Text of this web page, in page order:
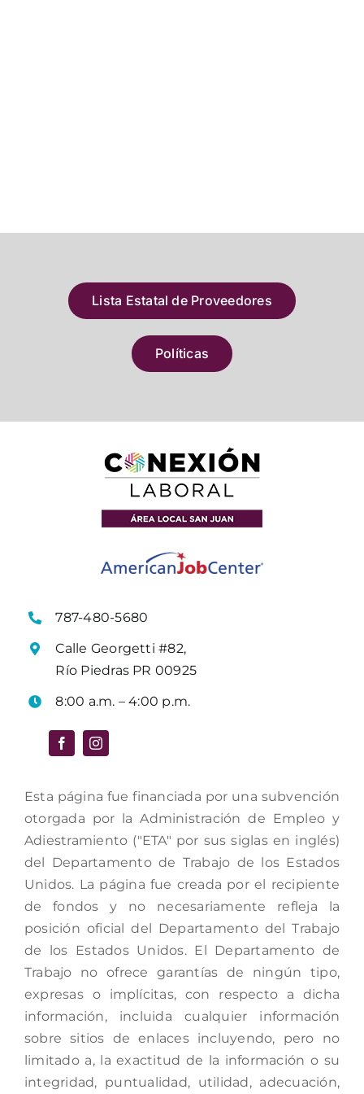
Lista Estatal de Proveedores
Políticas
787-480-5680
Calle Georgetti #82,
Río Piedras PR 00925
8:00 a.m. – 4:00 p.m.
Esta página fue financiada por una subvención
otorgada por la Administración de Empleo y
Adiestramiento ("ETA" por sus siglas en inglés)
del Departamento de Trabajo de los Estados
Unidos. La página fue creada por el recipiente
de fondos y no necesariamente refleja la
posición oficial del Departamento del Trabajo
de los Estados Unidos. El Departamento de
Trabajo no ofrece garantías de ningún tipo,
expresas o implícitas, con respecto a dicha
información, incluida cualquier información
sobre sitios de enlaces incluyendo, pero no
limitado a, la exactitud de la información o su
integridad, puntualidad, utilidad, adecuación,